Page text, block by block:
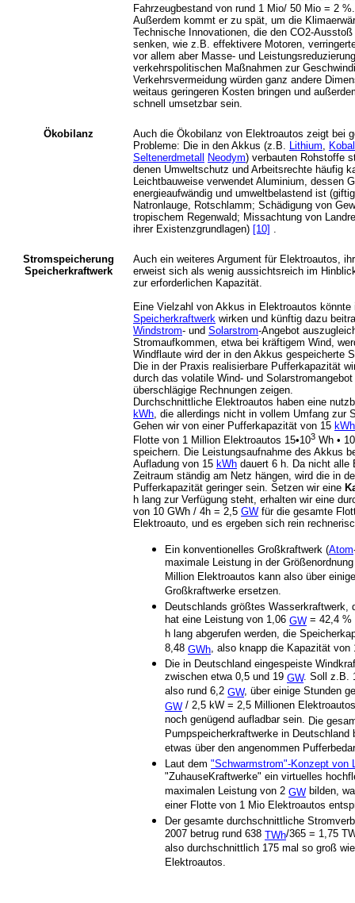
Fahrzeugbestand von rund 1 Mio/ 50 Mio = 2 %.
Außerdem kommt er zu spät, um die
Technische Innovationen, die den CO2-
senken, wie z.B. effektivere Motoren,
vor allem aber Masse- und
verkehrspolitischen Maßnahmen zur
Verkehrsvermeidung würden ganz andere
weitaus geringeren Kosten bringen und
schnell umsetzbar sein.
Ökobilanz
Auch die Ökobilanz von Elektroautos zeigt bei
Probleme: Die in den Akkus (z.B. Lithium,
Seltenerdmetall
Neodym) verbauten Rohstoffe
denen Umweltschutz und Arbeitsrechte häufig
Leichtbauweise verwendet Aluminium, dessen
energieaufwändig und umweltbelastend ist
Natronlauge, Rotschlamm; Schädigung von
tropischem Regenwald; Missachtung von
ihrer Existenzgrundlagen) [10] .
Stromspeicherung
Speicherkraftwerk
Auch ein weiteres Argument für Elektroautos,
erweist sich als wenig aussichtsreich im
zur erforderlichen Kapazität.
Eine Vielzahl von Akkus in Elektroautos
Speicherkraftwerk wirken und künftig dazu
Windstrom- und Solarstrom-Angebot
Stromaufkommen, etwa bei kräftigem Wind,
Windflaute wird der in den Akkus gespeicherte
Die in der Praxis realisierbare Pufferkapazität
durch das volatile Wind- und
überschlägige Rechnungen zeigen.
Durchschnittliche Elektroautos haben eine
kWh, die allerdings nicht in vollem Umfang zur
Gehen wir von einer Pufferkapazität von 15 kWh
Flotte von 1 Million Elektroautos 15•103 Wh • 10
speichern. Die Leistungsaufnahme des Akkus
Aufladung von 15 kWh dauert 6 h. Da nicht alle
Zeitraum ständig am Netz hängen, wird die in
Pufferkapazität geringer sein. Setzen wir eine
h lang zur Verfügung steht, erhalten wir eine
von 10 GWh / 4h = 2,5 GW für die gesamte
Elektroauto, und es ergeben sich rein
Ein konventionelles Großkraftwerk (Atom
maximale Leistung in der
Million Elektroautos kann also über
Großkraftwerke ersetzen.
Deutschlands größtes Wasserkraftwerk,
hat eine Leistung von 1,06 GW = 42,4
h lang abgerufen werden, die
8,48 GWh, also knapp die Kapazität
Die in Deutschland eingespeiste
zwischen etwa 0,5 und 19 GW. Soll z.B.
also rund 6,2 GW, über einige Stunden
GW / 2,5 kW = 2,5 Millionen
noch genügend aufladbar sein. Die
Pumpspeicherkraftwerke in
etwas über den angenommen
Laut dem "Schwarmstrom"-Konzept von
"ZuhauseKraftwerke" ein virtuelles
maximalen Leistung von 2 GW bilden,
einer Flotte von 1 Mio Elektroautos
Der gesamte durchschnittliche
2007 betrug rund 638 TWh/365 = 1,75
also durchschnittlich 175 mal so groß
Elektroautos.